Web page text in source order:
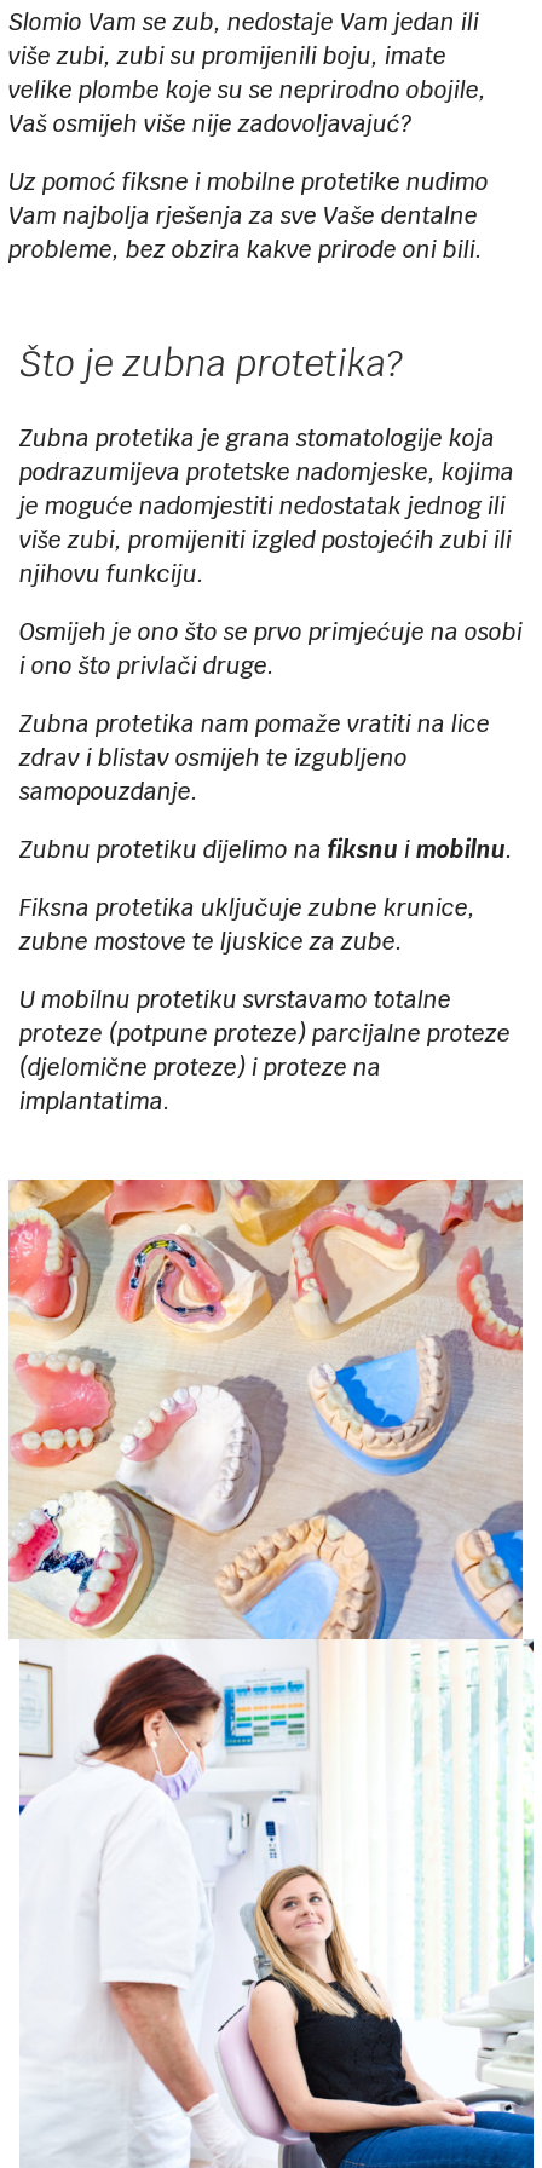
Slomio Vam se zub, nedostaje Vam jedan ili
više zubi, zubi su promijenili boju, imate
velike plombe koje su se neprirodno obojile,
Vaš osmijeh više nije zadovoljavajuć?
Uz pomoć fiksne i mobilne protetike nudimo
Vam najbolja rješenja za sve Vaše dentalne
probleme, bez obzira kakve prirode oni bili.
Što je zubna protetika?
Zubna protetika je grana stomatologije koja
podrazumijeva protetske nadomjeske, kojima
je moguće nadomjestiti nedostatak jednog ili
više zubi, promijeniti izgled postojećih zubi ili
njihovu funkciju.
Osmijeh je ono što se prvo primjećuje na osobi
i ono što privlači druge.
Zubna protetika nam pomaže vratiti na lice
zdrav i blistav osmijeh te izgubljeno
samopouzdanje.
Zubnu protetiku dijelimo na fiksnu i mobilnu.
Fiksna protetika uključuje zubne krunice,
zubne mostove te ljuskice za zube.
U mobilnu protetiku svrstavamo totalne
proteze (potpune proteze) parcijalne proteze
(djelomične proteze) i proteze na
implantatima.